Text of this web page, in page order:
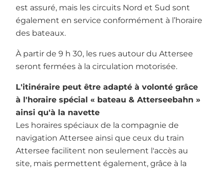
est assuré, mais les circuits Nord et Sud sont
également en service conformément à l’horaire
des bateaux.
À partir de 9 h 30, les rues autour du Attersee
seront fermées à la circulation motorisée.
L'itinéraire peut être adapté à volonté grâce
à l'horaire spécial « bateau & Atterseebahn »
ainsi qu'à la navette
Les horaires spéciaux de la compagnie de
navigation Attersee ainsi que ceux du train
Attersee facilitent non seulement l'accès au
site, mais permettent également, grâce à la